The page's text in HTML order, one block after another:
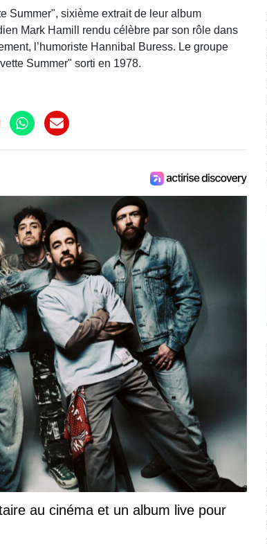
Summer", sixième extrait de leur album
Mark Hamill rendu célèbre par son rôle dans
l’humoriste Hannibal Buress. Le groupe
Summer" sorti en 1978.
au cinéma et un album live pour